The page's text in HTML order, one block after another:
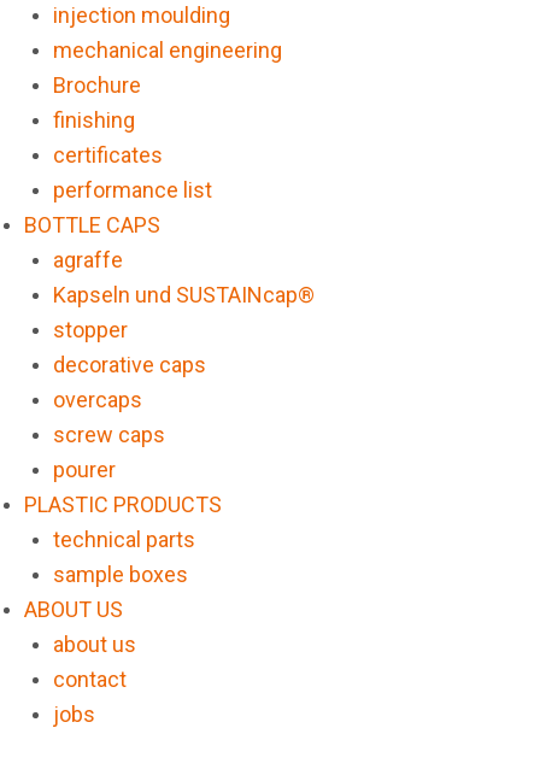
injection moulding
mechanical engineering
Brochure
finishing
certificates
performance list
BOTTLE CAPS
agraffe
Kapseln und SUSTAINcap®
stopper
decorative caps
overcaps
screw caps
pourer
PLASTIC PRODUCTS
technical parts
sample boxes
ABOUT US
about us
contact
jobs